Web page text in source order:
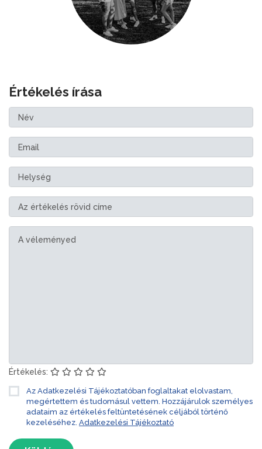
Értékelés írása
Értékelés:
Az Adatkezelési Tájékoztatóban foglaltakat elolvastam,
megértettem és tudomásul vettem. Hozzájárulok személyes
adataim az értékelés feltüntetésének céljából történő
kezeléséhez. Adatkezelési Tájékoztató